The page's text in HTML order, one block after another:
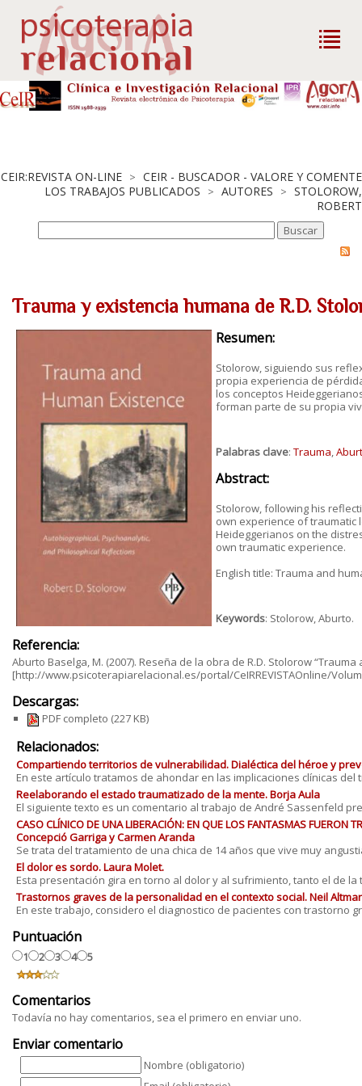
CEIR:REVISTA ON-LINE > CEIR - BUSCADOR - VALORE Y COMENTE
LOS TRABAJOS PUBLICADOS > AUTORES > STOLOROW,
ROBERT
Trauma y existencia humana de R.D.
Resumen:
Stolorow, siguiendo sus
propia experiencia de
los conceptos
forman parte de su propia
Palabras clave: Trauma,
Abstract:
Stolorow, following his
own experience of traumatic
Heideggerianos on the
own traumatic experience.
English title: Trauma and
Keywords: Stolorow, Aburto.
Referencia:
Aburto Baselga, M. (2007). Reseña de la obra de R.D. Stolorow
[http://www.psicoterapiarelacional.es/portal/CeIRREVISTAOnline/
Descargas:
PDF completo (227 KB)
Relacionados:
Compartiendo territorios de vulnerabilidad. Dialéctica del héroe y
En este artículo tratamos de ahondar en las implicaciones clínicas del
Reelaborando el estado traumatizado de la mente. Borja Aula
El siguiente texto es un comentario al trabajo de André Sassenfeld
CASO CLÍNICO DE UNA LIBERACIÓN: EN QUE LOS FANTASMAS
Concepció Garriga y Carmen Aranda
Se trata del tratamiento de una chica de 14 años que vive muy
El dolor es sordo. Laura Molet.
Esta presentación gira en torno al dolor y al sufrimiento, tanto el de la
Trastornos graves de la personalidad en el contexto social. Neil
En este trabajo, considero el diagnostico de pacientes con trastorno
Puntuación
1 2 3 4 5
Comentarios
Todavía no hay comentarios, sea el primero en enviar uno.
Enviar comentario
Nombre (obligatorio)